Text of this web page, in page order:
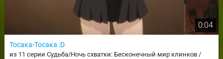
0:04
Тосака-Тосака :D
из 11 серии Судьба/Ночь схватки: Бесконечный мир клинков /